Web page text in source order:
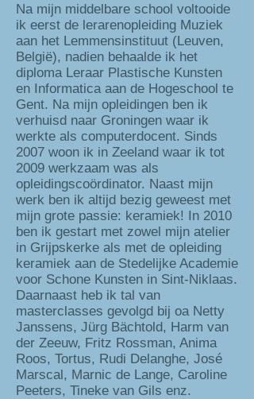
Na mijn middelbare school voltooide
ik eerst de lerarenopleiding Muziek
aan het Lemmensinstituut (Leuven,
België), nadien behaalde ik het
diploma Leraar Plastische Kunsten
en Informatica aan de Hogeschool te
Gent. Na mijn opleidingen ben ik
verhuisd naar Groningen waar ik
werkte als computerdocent. Sinds
2007 woon ik in Zeeland waar ik tot
2009 werkzaam was als
opleidingscoördinator. Naast mijn
werk ben ik altijd bezig geweest met
mijn grote passie: keramiek! In 2010
ben ik gestart met zowel mijn atelier
in Grijpskerke als met de opleiding
keramiek aan de Stedelijke Academie
voor Schone Kunsten in Sint-Niklaas.
Daarnaast heb ik tal van
masterclasses gevolgd bij oa Netty
Janssens, Jürg Bächtold, Harm van
der Zeeuw, Fritz Rossman, Anima
Roos, Tortus, Rudi Delanghe, José
Marscal, Marnic de Lange, Caroline
Peeters, Tineke van Gils enz.